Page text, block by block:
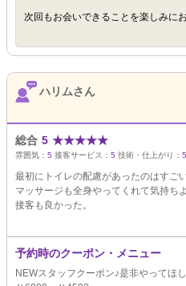
次回もお会いできることを楽しみに
ハリムさん
総合 5 ★★★★★
雰囲気： 5 接客サービス： 5 技術・仕上がり： 5
最初にトイレの配慮があったのはすご
マッサージも全身やってくれて気持ち
接客も良かった。
予約時のクーポン・メニュー
NEWスタッフクーポン♪是非やってほ